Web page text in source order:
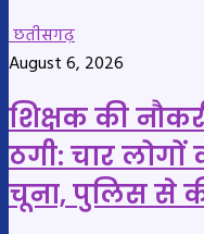
छतीसगढ़
August 6, 2026
शिक्षक की
ठगी: चार
चूना, पुलिस से